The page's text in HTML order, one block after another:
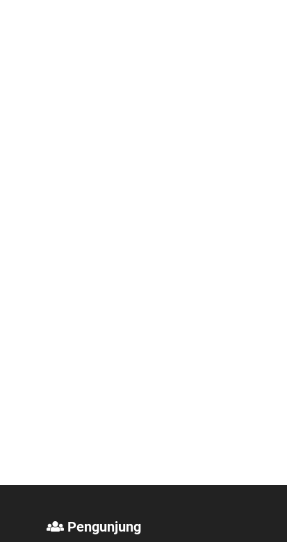
Pengunjung